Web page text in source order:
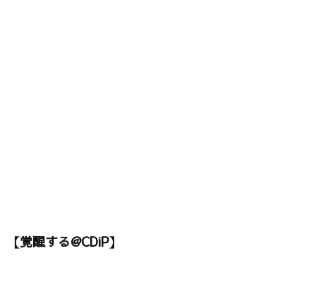
【覚醒する@CDiP】